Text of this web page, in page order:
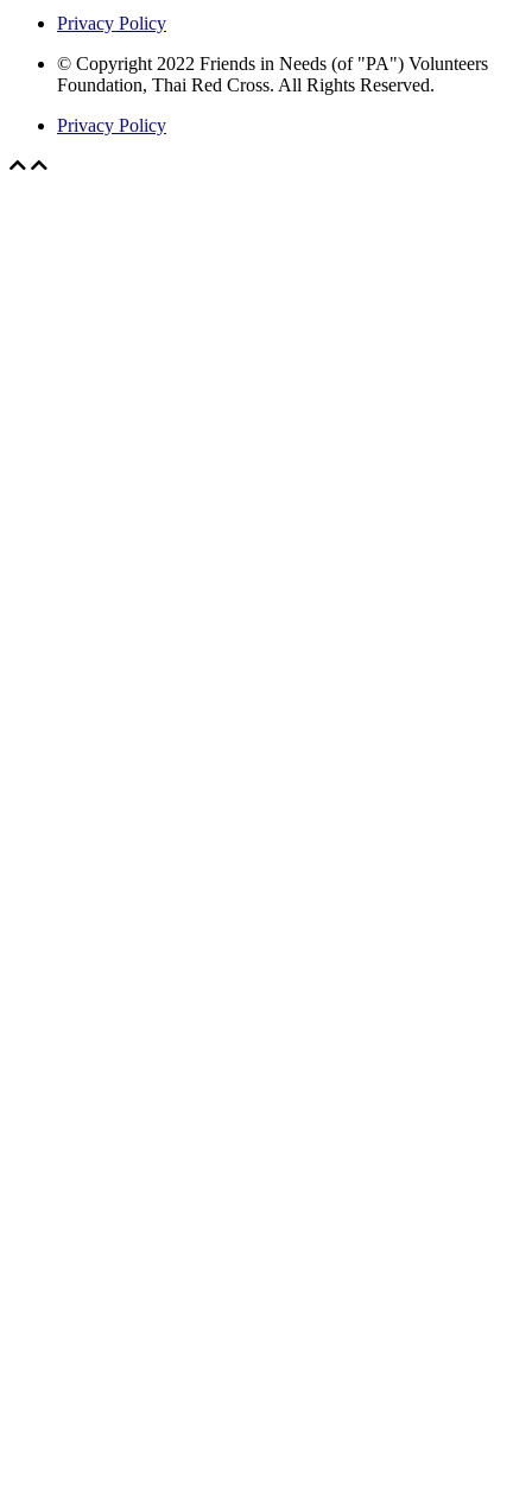
Privacy Policy
© Copyright 2022 Friends in Needs (of "PA") Volunteers
Foundation, Thai Red Cross. All Rights Reserved.
Privacy Policy